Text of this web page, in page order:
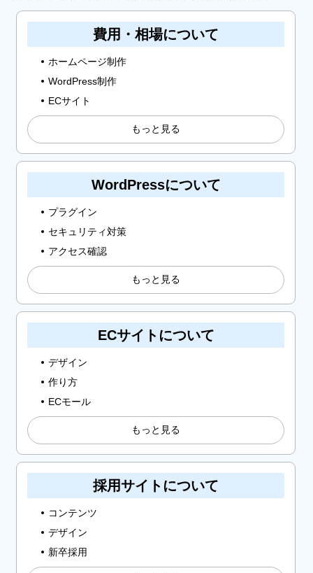
費用・相場について
ホームページ制作
WordPress制作
ECサイト
もっと見る
WordPressについて
プラグイン
セキュリティ対策
アクセス確認
もっと見る
ECサイトについて
デザイン
作り方
ECモール
もっと見る
採用サイトについて
コンテンツ
デザイン
新卒採用